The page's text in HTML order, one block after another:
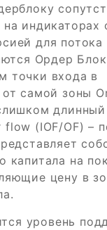
индикаторах
для потока
Ордер
точки входа в
от самой зоны
длинный
(IOF/OF) –
капитала на
цену в
уровень